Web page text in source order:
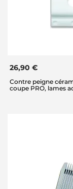
26,90 €
Contre peigne
coupe PRO, lames